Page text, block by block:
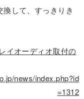
して、すっきりき
イオーディオ取付の
news/index.php?id
=1312